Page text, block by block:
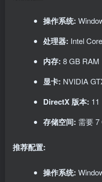
操作系统:
处理器: Intel
内存: 8 GB RAM
显卡: NVIDIA
DirectX 版本: 11
存储空间: 需要 7
推荐配置:
操作系统: